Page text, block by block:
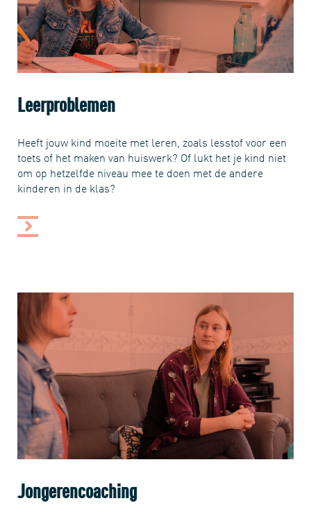
Leerproblemen
Heeft jouw kind moeite met leren, zoals lesstof voor een
toets of het maken van huiswerk? Of lukt het je kind niet
om op hetzelfde niveau mee te doen met de andere
kinderen in de klas?
Jongerencoaching